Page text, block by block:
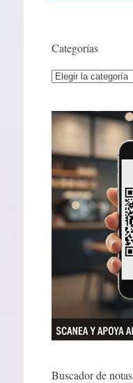
Categorías
Categorías
Buscador de notas